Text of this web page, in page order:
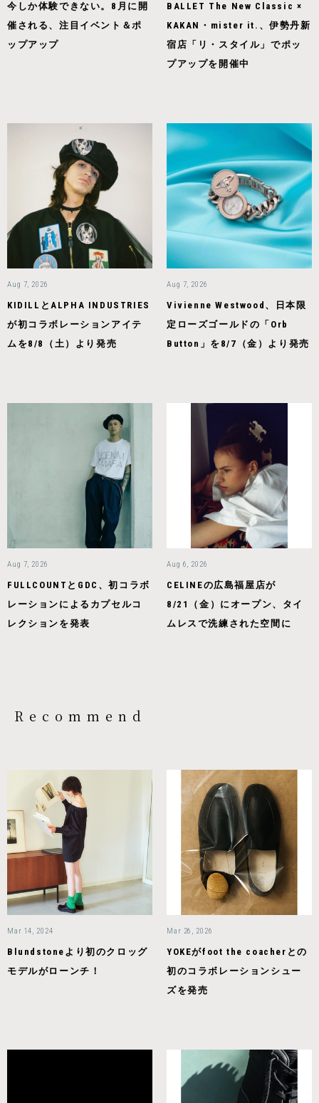
今しか体験できない。8月に開
催される、注目イベント＆ポ
ップアップ
BALLET The New Classic ×
KAKAN・mister it.、伊勢丹新
宿店「リ・スタイル」でポッ
プアップを開催中
Aug 7, 2026
KIDILLとALPHA INDUSTRIES
が初コラボレーションアイテ
ムを8/8（土）より発売
Aug 7, 2026
Vivienne Westwood、日本限
定ローズゴールドの「Orb
Button」を8/7（金）より発売
Aug 7, 2026
FULLCOUNTとGDC、初コラボ
レーションによるカプセルコ
レクションを発表
Aug 6, 2026
CELINEの広島福屋店が
8/21（金）にオープン、タイ
ムレスで洗練された空間に
Recommend
Mar 14, 2024
Blundstoneより初のクロッグ
モデルがローンチ！
Mar 26, 2026
YOKEがfoot the coacherとの
初のコラボレーションシュー
ズを発売